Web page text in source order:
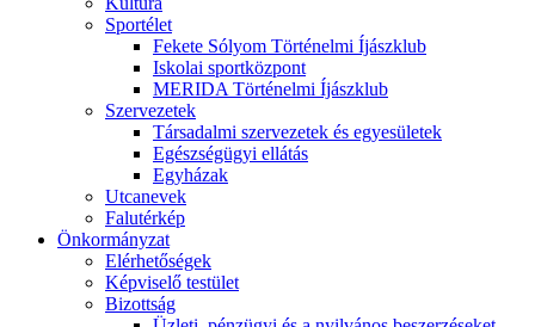
Sportélet
Fekete Sólyom Történelmi Íjászklub
Iskolai sportközpont
MERIDA Történelmi Íjászklub
Szervezetek
Társadalmi szervezetek és egyesületek
Egészségügyi ellátás
Egyházak
Utcanevek
Falutérkép
Önkormányzat
Elérhetőségek
Képviselő testület
Bizottság